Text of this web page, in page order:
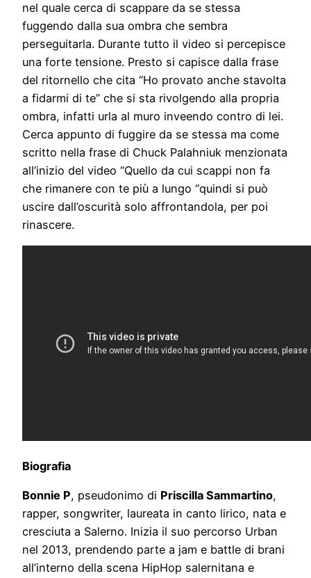
nel quale cerca di scappare da se stessa
fuggendo dalla sua ombra che sembra
perseguitarla. Durante tutto il video si percepisce
una forte tensione. Presto si capisce dalla frase
del ritornello che cita “Ho provato anche stavolta
a fidarmi di te” che si sta rivolgendo alla propria
ombra, infatti urla al muro inveendo contro di lei.
Cerca appunto di fuggire da se stessa ma come
scritto nella frase di Chuck Palahniuk menzionata
all’inizio del video “Quello da cui scappi non fa
che rimanere con te più a lungo “quindi si può
uscire dall’oscurità solo affrontandola, per poi
rinascere.
Biografia
Bonnie P, pseudonimo di Priscilla Sammartino,
rapper, songwriter, laureata in canto lirico, nata e
cresciuta a Salerno. Inizia il suo percorso Urban
nel 2013, prendendo parte a jam e battle di brani
all’interno della scena HipHop salernitana e